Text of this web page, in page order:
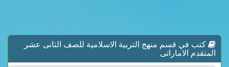
كتب في قسم منهج التربية الاسلامية للصف الثانى عشر
المتقدم الاماراتى